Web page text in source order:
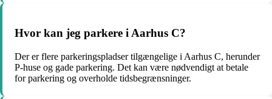
Hvor kan jeg parkere i Aarhus C?
Der er flere parkeringspladser tilgængelige i Aarhus C, herunder
P-huse og gade parkering. Det kan være nødvendigt at betale
for parkering og overholde tidsbegrænsninger.